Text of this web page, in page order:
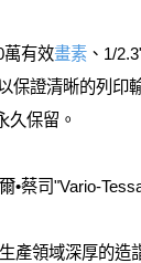
萬有效畫素 、1/
保證清晰的列印
久保留。
•蔡司"Vario-
產領域深厚的